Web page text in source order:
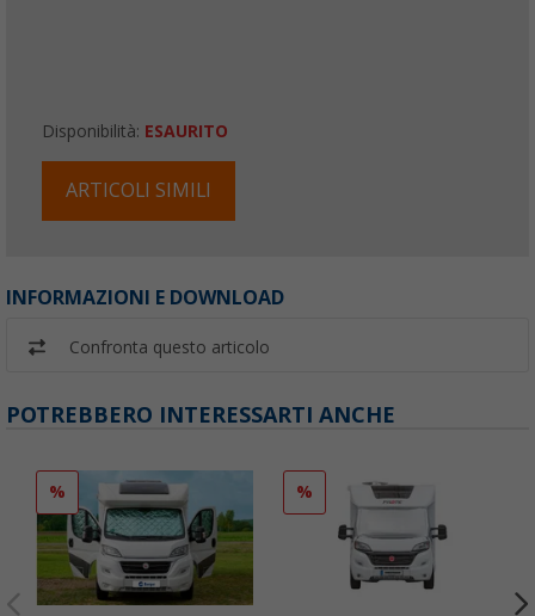
Disponibilità: ESAURITO
ARTICOLI SIMILI
INFORMAZIONI E DOWNLOAD
Confronta questo articolo
POTREBBERO INTERESSARTI ANCHE
% %